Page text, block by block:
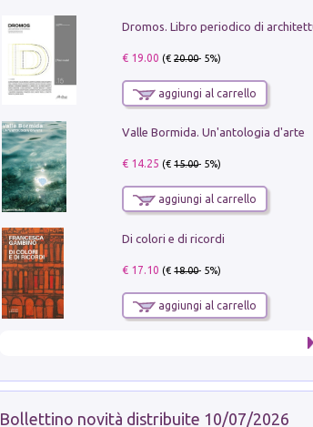
€ 19.00 (€20.00- 5%)
aggiungi al carrello
Valle Bormida. Un'antologia d'arte
€ 14.25 (€15.00- 5%)
aggiungi al carrello
Di colori e di ricordi
€ 17.10 (€18.00- 5%)
aggiungi al carrello
Bollettino novità distribuite 10/07/2026